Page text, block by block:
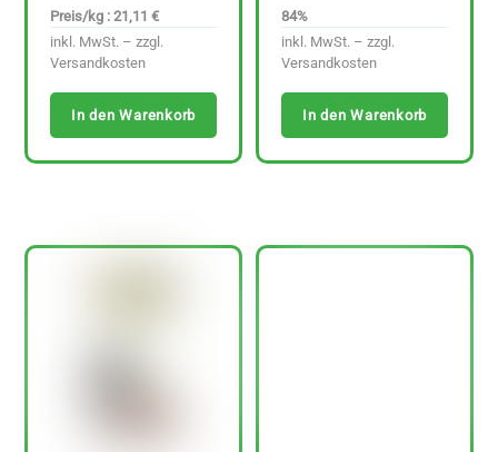
Preis/kg : 21,11 €
inkl. MwSt. – zzgl.
Versandkosten
In den Warenkorb
84%
inkl. MwSt. – zzgl.
Versandkosten
In den Warenkorb